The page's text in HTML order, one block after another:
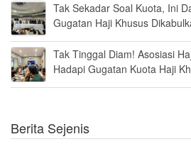
Tak Sekadar Soal Kuota, Ini
Gugatan Haji Khusus
Tak Tinggal Diam! Asosiasi
Hadapi Gugatan Kuota Haji
Berita Sejenis